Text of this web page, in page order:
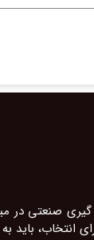
گیری صنعتی
انتخاب، باید